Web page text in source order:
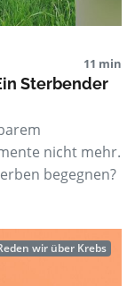
11 min
Sterbender
nicht mehr.
begegnen?
wir über Krebs